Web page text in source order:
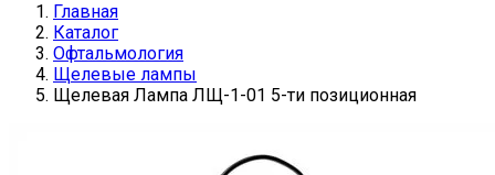
Главная
Каталог
Офтальмология
Щелевые лампы
Щелевая Лампа ЛЩ-1-01 5-ти позиционная